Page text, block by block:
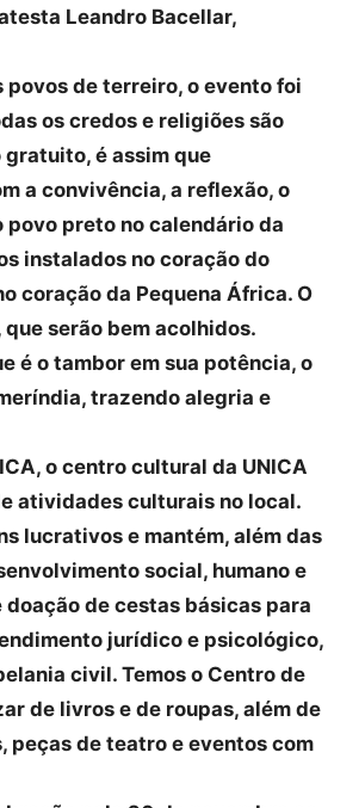
Leandro Bacellar,
povos de terreiro, o evento foi
os credos e religiões são
gratuito, é assim que
a convivência, a reflexão, o
povo preto no calendário da
instalados no coração do
coração da Pequena África. O
serão bem acolhidos.
é o tambor em sua potência, o
trazendo alegria e
o centro cultural da UNICA
atividades culturais no local.
lucrativos e mantém, além das
social, humano e
de cestas básicas para
jurídico e psicológico,
civil. Temos o Centro de
de livros e de roupas, além de
peças de teatro e eventos com